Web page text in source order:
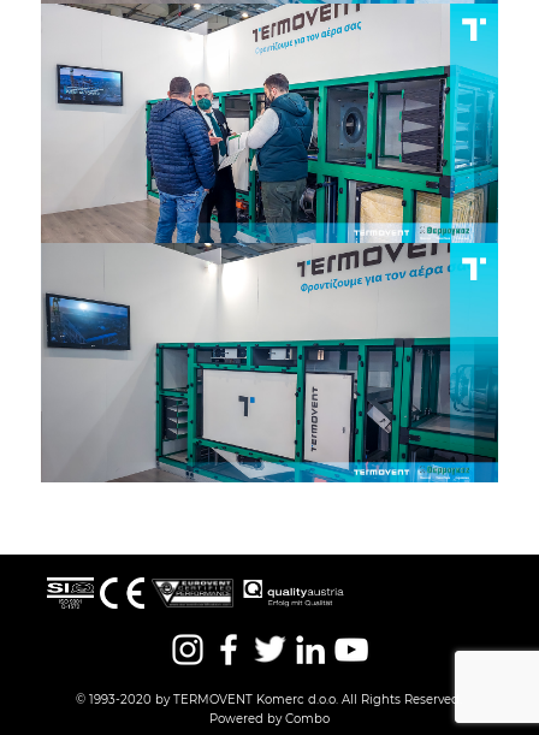
© 1993-2020 by TERMOVENT Komerc d.o.o. All Rights Reserved.
Powered by Combo